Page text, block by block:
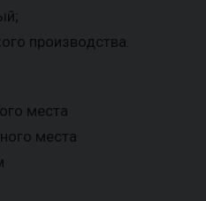
производства.
места
места